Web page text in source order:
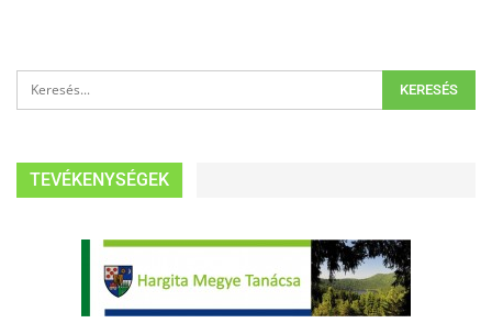
TEVÉKENYSÉGEK